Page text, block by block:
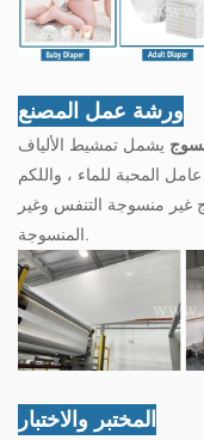
ورشة عمل المصنع
يشمل تمشيط الألياف
المحبة للماء ، واللكم
غير منسوجة التنفس وغير
المنسوجة.
المختبر والاختبار